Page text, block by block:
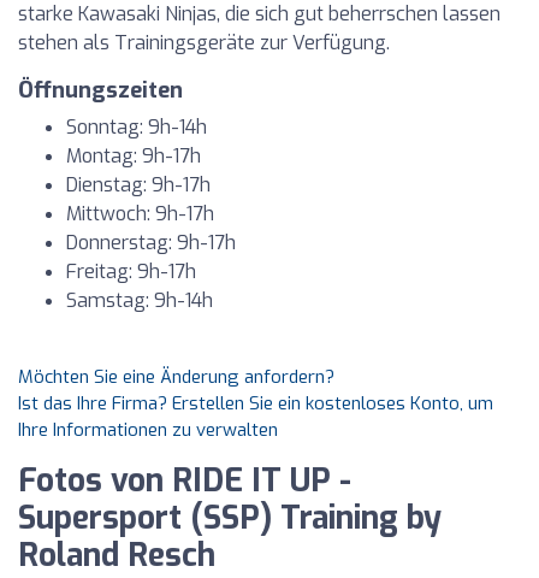
starke Kawasaki Ninjas, die sich gut beherrschen lassen
stehen als Trainingsgeräte zur Verfügung.
Öffnungszeiten
Sonntag: 9h-14h
Montag: 9h-17h
Dienstag: 9h-17h
Mittwoch: 9h-17h
Donnerstag: 9h-17h
Freitag: 9h-17h
Samstag: 9h-14h
Möchten Sie eine Änderung anfordern?
Ist das Ihre Firma? Erstellen Sie ein kostenloses Konto, um
Ihre Informationen zu verwalten
Fotos von RIDE IT UP -
Supersport (SSP) Training by
Roland Resch